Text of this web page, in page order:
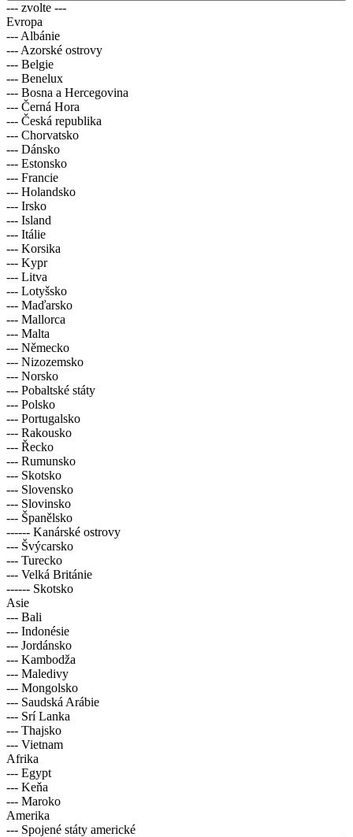
--- zvolte ---
Evropa
--- Albánie
--- Azorské ostrovy
--- Belgie
--- Benelux
--- Bosna a Hercegovina
--- Černá Hora
--- Česká republika
--- Chorvatsko
--- Dánsko
--- Estonsko
--- Francie
--- Holandsko
--- Irsko
--- Island
--- Itálie
--- Korsika
--- Kypr
--- Litva
--- Lotyšsko
--- Maďarsko
--- Mallorca
--- Malta
--- Německo
--- Nizozemsko
--- Norsko
--- Pobaltské státy
--- Polsko
--- Portugalsko
--- Rakousko
--- Řecko
--- Rumunsko
--- Skotsko
--- Slovensko
--- Slovinsko
--- Španělsko
------ Kanárské ostrovy
--- Švýcarsko
--- Turecko
--- Velká Británie
------ Skotsko
Asie
--- Bali
--- Indonésie
--- Jordánsko
--- Kambodža
--- Maledivy
--- Mongolsko
--- Saudská Arábie
--- Srí Lanka
--- Thajsko
--- Vietnam
Afrika
--- Egypt
--- Keňa
--- Maroko
Amerika
--- Spojené státy americké